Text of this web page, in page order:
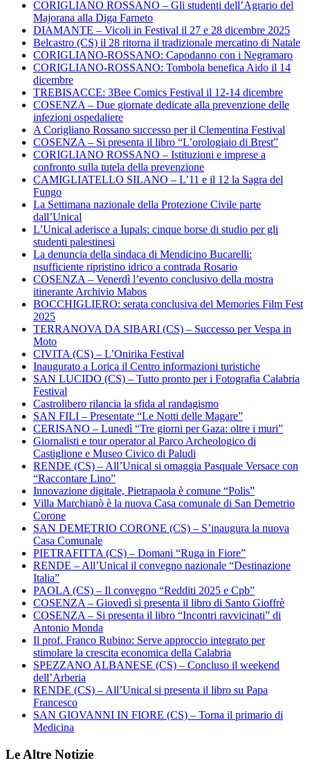
CORIGLIANO ROSSANO – Gli studenti dell’Agrario del
Majorana alla Diga Farneto
DIAMANTE – Vicoli in Festival il 27 e 28 dicembre 2025
Belcastro (CS) il 28 ritorna il tradizionale mercatino di Natale
CORIGLIANO-ROSSANO: Capodanno con i Negramaro
CORIGLIANO-ROSSANO: Tombola benefica Aido il 14
dicembre
TREBISACCE: 3Bee Comics Festival il 12-14 dicembre
COSENZA – Due giornate dedicate alla prevenzione delle
infezioni ospedaliere
A Corigliano Rossano successo per il Clementina Festival
COSENZA – Si presenta il libro “L’orologiaio di Brest”
CORIGLIANO ROSSANO – Istituzioni e imprese a
confronto sulla tutela della prevenzione
CAMIGLIATELLO SILANO – L’11 e il 12 la Sagra del
Fungo
La Settimana nazionale della Protezione Civile parte
dall’Unical
L’Unical aderisce a Iupals: cinque borse di studio per gli
studenti palestinesi
La denuncia della sindaca di Mendicino Bucarelli:
nsufficiente ripristino idrico a contrada Rosario
COSENZA – Venerdì l’evento conclusivo della mostra
itinerante Archivio Mabos
BOCCHIGLIERO: serata conclusiva del Memories Film Fest
2025
TERRANOVA DA SIBARI (CS) – Successo per Vespa in
Moto
CIVITA (CS) – L’Onirika Festival
Inaugurato a Lorica il Centro informazioni turistiche
SAN LUCIDO (CS) – Tutto pronto per i Fotografia Calabria
Festival
Castrolibero rilancia la sfida al randagismo
SAN FILI – Presentate “Le Notti delle Magare”
CERISANO – Lunedì “Tre giorni per Gaza: oltre i muri”
Giornalisti e tour operator al Parco Archeologico di
Castiglione e Museo Civico di Paludi
RENDE (CS) – All’Unical si omaggia Pasquale Versace con
“Raccontare Lino”
Innovazione digitale, Pietrapaola è comune “Polis”
Villa Marchianò è la nuova Casa comunale di San Demetrio
Corone
SAN DEMETRIO CORONE (CS) – S’inaugura la nuova
Casa Comunale
PIETRAFITTA (CS) – Domani “Ruga in Fiore”
RENDE – All’Unical il convegno nazionale “Destinazione
Italia”
PAOLA (CS) – Il convegno “Redditi 2025 e Cpb”
COSENZA – Giovedì si presenta il libro di Santo Gioffrè
COSENZA – Si presenta il libro “Incontri ravvicinati” di
Antonio Monda
Il prof. Franco Rubino: Serve approccio integrato per
stimolare la crescita economica della Calabria
SPEZZANO ALBANESE (CS) – Concluso il weekend
dell’Arberia
RENDE (CS) – All’Unical si presenta il libro su Papa
Francesco
SAN GIOVANNI IN FIORE (CS) – Torna il primario di
Medicina
Le Altre Notizie